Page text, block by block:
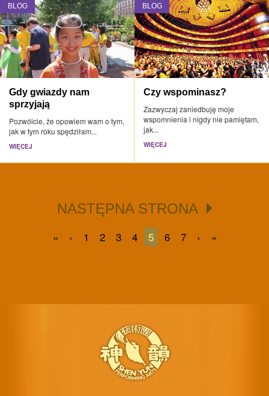
BLOG
Gdy gwiazdy nam
sprzyjają
Pozwólcie, że opowiem wam o tym,
jak w tym roku spędziłam...
WIĘCEJ
BLOG
Czy wspominasz?
Zazwyczaj zaniedbuję moje
wspomnienia i nigdy nie pamiętam,
jak...
WIĘCEJ
NASTĘPNA STRONA
« ‹ 1 2 3 4 5 6 7 › »